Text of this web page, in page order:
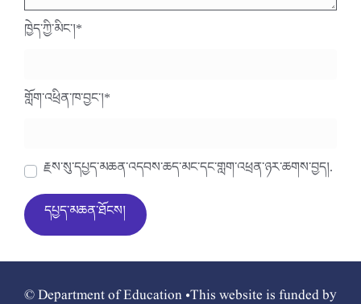
ཁྱེད་ཀྱི་མིང་།*
གློག་འཕྲིན་ཁ་བྱང་།*
རྗེས་སུ་དཔྱད་མཆན་འདེབས་ཆེད་མིང་དང་གློག་འཕྲིན་ཉར་ཚགས་བྱེད།.
© Department of Education •This website is funded by